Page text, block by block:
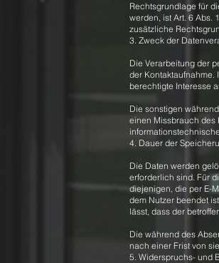
Rechtsgrundlage für
werden, ist Art. 6 Abs.
zusätzliche
3. Zweck der
Die Verarbeitung der
der Kontaktaufnahme.
berechtigte Interesse
Die sonstigen
einen Missbrauch des
4. Dauer der
Die Daten werden
erforderlich sind. Für
diejenigen, die per E-
dem Nutzer beendet
lässt, dass der
Die während des
nach einer Frist von
5. Widerspruchs- und